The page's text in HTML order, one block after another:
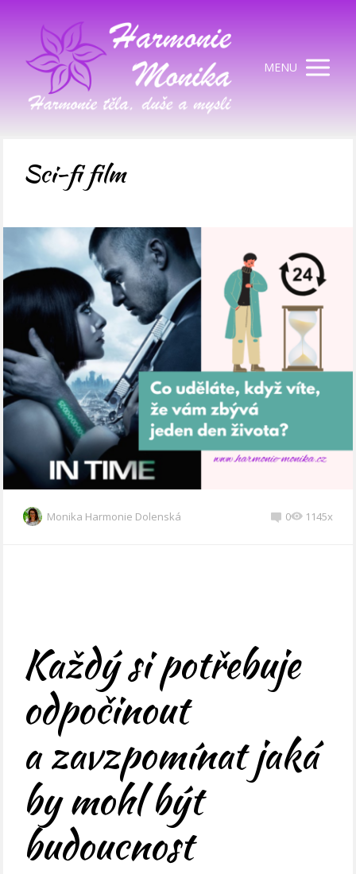
MENU
Sci-fi film
Monika Harmonie Dolenská 0 1145x
Každý si potřebuje
odpočinout
a zavzpomínat jaká
by mohl být
budoucnost